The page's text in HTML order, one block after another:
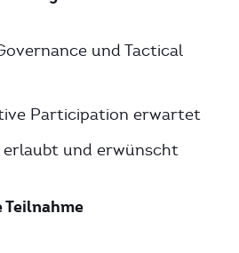
und Tactical
Participation erwartet
erlaubt und erwünscht
Teilnahme